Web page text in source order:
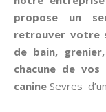
propose un
retrouver votre
de bain,
chacune de
canine Sevres